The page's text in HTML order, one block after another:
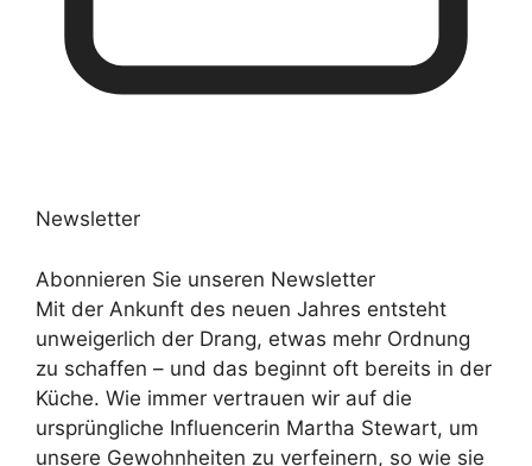
Newsletter
Abonnieren Sie unseren Newsletter
Mit der Ankunft des neuen Jahres entsteht
unweigerlich der Drang, etwas mehr Ordnung
zu schaffen – und das beginnt oft bereits in der
Küche. Wie immer vertrauen wir auf die
ursprüngliche Influencerin Martha Stewart, um
unsere Gewohnheiten zu verfeinern, so wie sie